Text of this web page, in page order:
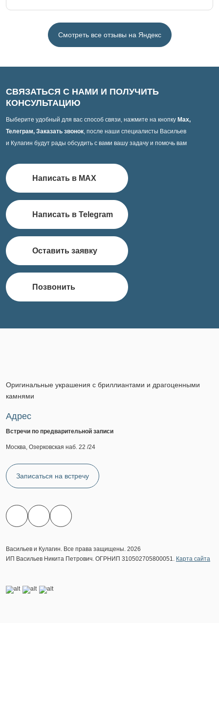
Смотреть все отзывы на Яндекс
СВЯЗАТЬСЯ С НАМИ И ПОЛУЧИТЬ
КОНСУЛЬТАЦИЮ
Выберите удобный для вас способ связи, нажмите на кнопку Max,
Телеграм, Заказать звонок, после наши специалисты Васильев
и Кулагин будут рады обсудить с вами вашу задачу и помочь вам
Написать в MAX
Написать в Telegram
Оставить заявку
Позвонить
Оригинальные украшения с бриллиантами и драгоценными
камнями
Адрес
Встречи по предварительной записи
Москва, Озерковская наб. 22 /24
Записаться на встречу
Васильев и Кулагин. Все права защищены. 2026
ИП Васильев Никита Петрович. ОГРНИП 310502705800051. Карта сайта